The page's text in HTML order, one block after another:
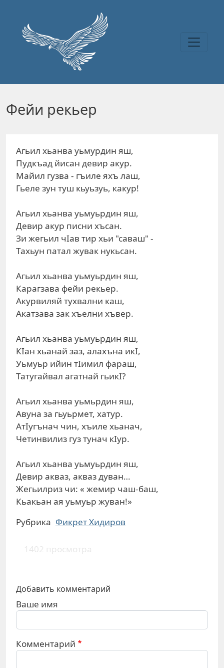
Фейи рекьер
Агьил хьанва уьмурдин яш,
Пудкъад йисан девир акур.
Майил гузва - гъиле яхъ лаш,
Гьеле зун туш кьуьзуь, какур!
Агьил хьанва уьмуьрдин яш,
Девир акур писни хъсан.
Зи жегьил чIав тир хьи "саваш" -
Тахьун патал жувак нукьсан.
Агьил хьанва уьмуьрдин яш,
Карагзава фейи рекьер.
Акурвиляй тухвални каш,
Акатзава зак хъелни хъвер.
Агьил хьанва уьмуьрдин яш,
КIан хьанай заз, алахъна икI,
Уьмуьр ийин тIимил фараш,
Татугайвал агатнай гьикI?
Агьил хьанва уьмьрдин яш,
Авуна за гьуьрмет, хатур.
АтIугънач чин, хъиле хьанач,
Четинвилиз гуз тунач кIур.
Агьил хьанва уьмуьрдин яш,
Девир акваз, акваз дуван…
Жегьилриз чи: « жемир чаш-баш,
Кьакьан ая уьмуьр жуван!»
Рубрика Фикрет Хидиров
1402 просмотра
Добавить комментарий
Ваше имя
Комментарий